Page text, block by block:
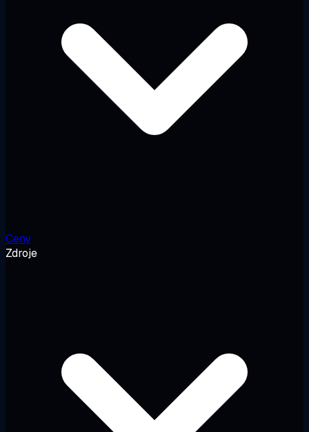
Ceny
Zdroje